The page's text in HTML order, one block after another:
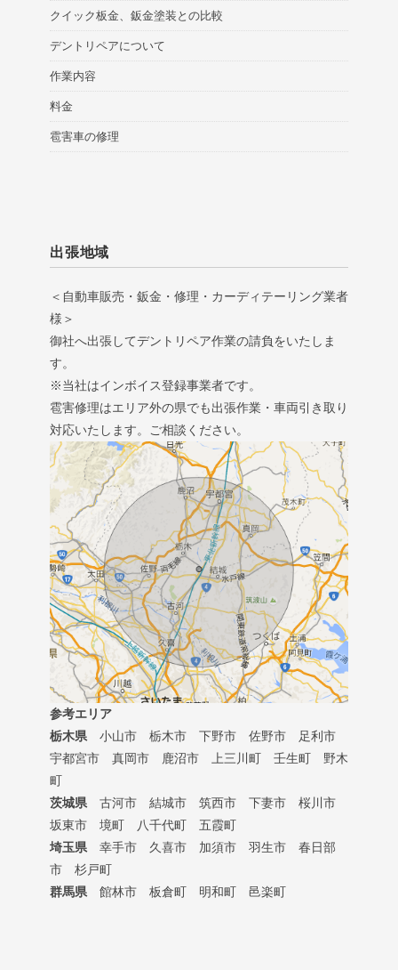
クイック板金、鈑金塗装との比較
デントリペアについて
作業内容
料金
雹害車の修理
出張地域
＜自動車販売・鈑金・修理・カーディテーリング業者
様＞
御社へ出張してデントリペア作業の請負をいたしま
す。
※当社はインボイス登録事業者です。
雹害修理はエリア外の県でも出張作業・車両引き取り
対応いたします。ご相談ください。
参考エリア
栃木県小山市 栃木市 下野市 佐野市 足利市
宇都宮市 真岡市 鹿沼市 上三川町 壬生町 野木
町
茨城県古河市 結城市 筑西市 下妻市 桜川市
坂東市 境町 八千代町 五霞町
埼玉県幸手市 久喜市 加須市 羽生市 春日部
市 杉戸町
群馬県館林市 板倉町 明和町 邑楽町